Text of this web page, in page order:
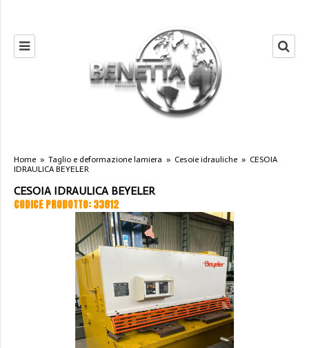
Home » Taglio e deformazione lamiera » Cesoie idrauliche » CESOIA
IDRAULICA BEYELER
CESOIA IDRAULICA BEYELER
CODICE PRODOTTO: 33812